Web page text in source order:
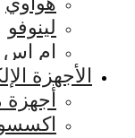
لينوفو
ام
الأجهزة
أجهزة